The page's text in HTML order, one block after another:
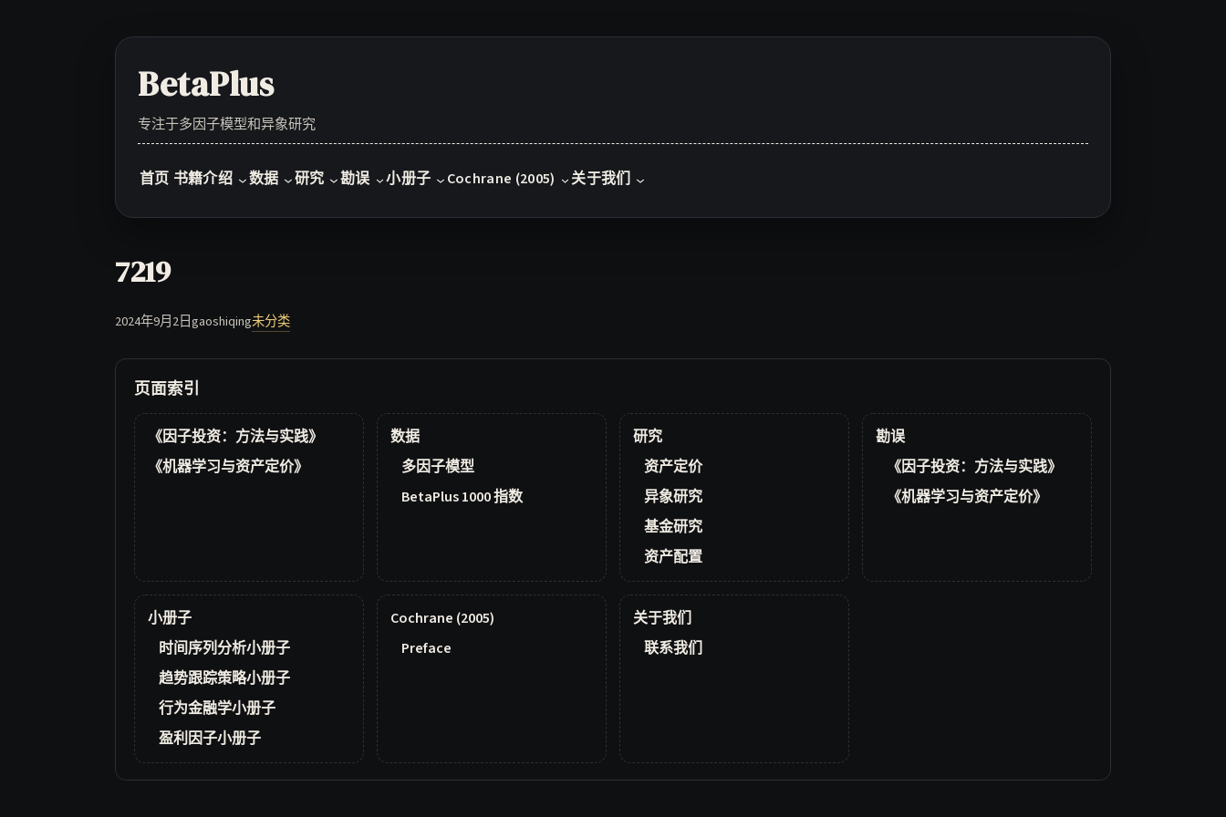
BetaPlus
专注于多因子模型和异象研究
首页 书籍介绍 数据 研究 勘误 小册子 Cochrane (2005) 关于我们
7219
2024年9月2日gaoshiqing未分类
页面索引
《因子投资：方法与实践》
《机器学习与资产定价》
数据
多因子模型
BetaPlus 1000 指数
研究
资产定价
异象研究
基金研究
资产配置
勘误
《因子投资：方法与实践》
《机器学习与资产定价》
小册子
时间序列分析小册子
趋势跟踪策略小册子
行为金融学小册子
盈利因子小册子
Cochrane (2005)
Preface
关于我们
联系我们